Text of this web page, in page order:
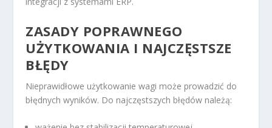
ZASADY POPRAWNEGO
UŻYTKOWANIA I NAJCZĘSTSZE
BŁĘDY
Nieprawidłowe użytkowanie wagi może prowadzić do
błędnych wyników. Do najczęstszych błędów należą: